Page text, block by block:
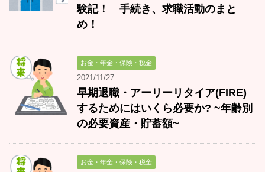
験記！ 手続き、求職活動のまと
め！
お金・年金・保険・税金
2021/11/27
早期退職・アーリーリタイア(FIRE)
するためにはいくら必要か? ~年齢別
の必要資産・貯蓄額~
お金・年金・保険・税金